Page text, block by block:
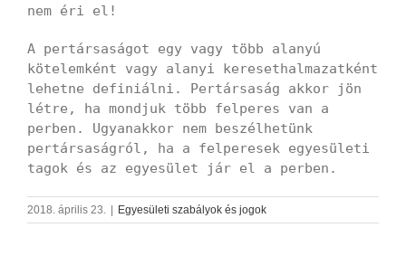
nem éri el!
A pertársaságot egy vagy több alanyú
kötelemként vagy alanyi keresethalmazatként
lehetne definiálni. Pertársaság akkor jön
létre, ha mondjuk több felperes van a
perben. Ugyanakkor nem beszélhetünk
pertársaságról, ha a felperesek egyesületi
tagok és az egyesület jár el a perben.
2018. április 23. | Egyesületi szabályok és jogok